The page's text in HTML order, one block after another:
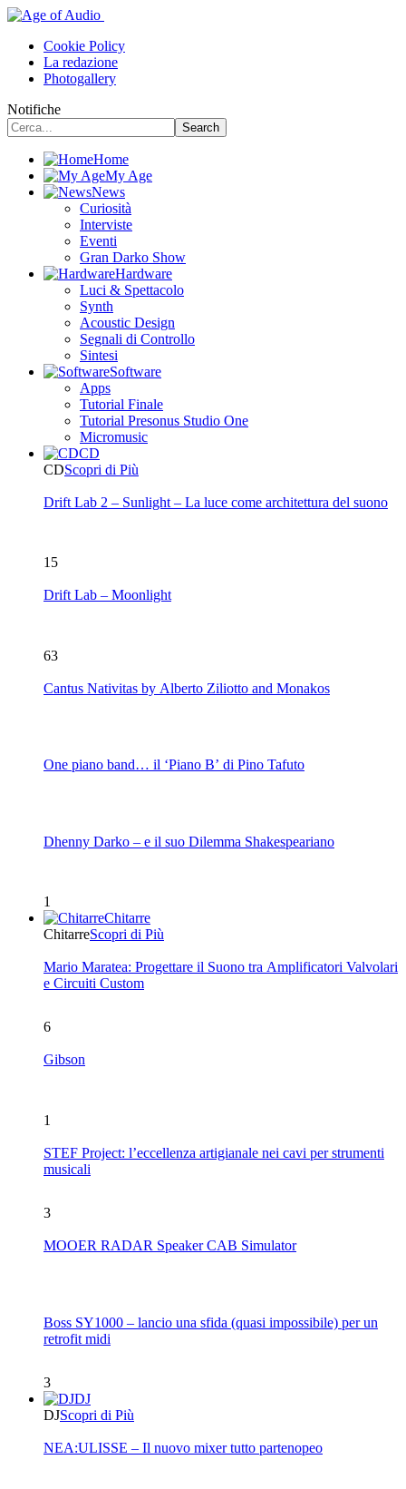
Cookie Policy
La redazione
Photogallery
Notifiche
Home
My Age
News
Curiosità
Interviste
Eventi
Gran Darko Show
Hardware
Luci & Spettacolo
Synth
Acoustic Design
Segnali di Controllo
Sintesi
Software
Apps
Tutorial Finale
Tutorial Presonus Studio One
Micromusic
CD
CDScopri di Più
Drift Lab 2 – Sunlight – La luce come architettura del suono
15
Drift Lab – Moonlight
63
Cantus Nativitas by Alberto Ziliotto and Monakos
One piano band… il ‘Piano B’ di Pino Tafuto
Dhenny Darko – e il suo Dilemma Shakespeariano
1
Chitarre
ChitarreScopri di Più
Mario Maratea: Progettare il Suono tra Amplificatori Valvolari
e Circuiti Custom
6
Gibson
1
STEF Project: l’eccellenza artigianale nei cavi per strumenti
musicali
3
MOOER RADAR Speaker CAB Simulator
Boss SY1000 – lancio una sfida (quasi impossibile) per un
retrofit midi
3
DJ
DJScopri di Più
NEA:ULISSE – Il nuovo mixer tutto partenopeo